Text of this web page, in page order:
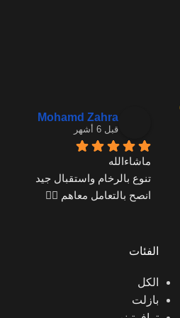
Mohamd Zahra
قبل 6 أشهر
ماشاءالله
تنوع بالرخام واستقبال جيد
انصح بالتعامل معاهم 👍🏼
الفئات
الكل
بازلت